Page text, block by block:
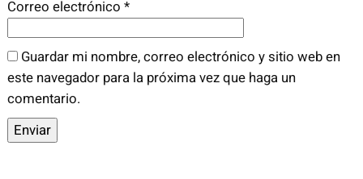
t
i
d
a
d
Correo electrónico *
Guardar mi nombre, correo electrónico y sitio web en
este navegador para la próxima vez que haga un
comentario.